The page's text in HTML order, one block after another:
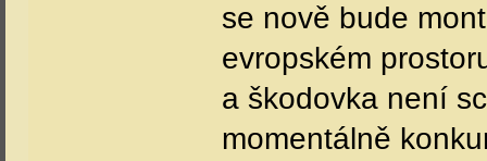
se nově bude
evropském
a škodovka není
momentálně